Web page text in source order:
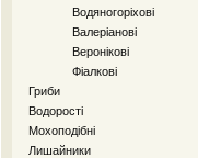
Водяногоріхові
Валеріанові
Веронікові
Фіалкові
Гриби
Водорості
Мохоподібні
Лишайники